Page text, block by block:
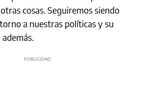
cosas. Seguiremos siendo
a nuestras políticas y su
además.